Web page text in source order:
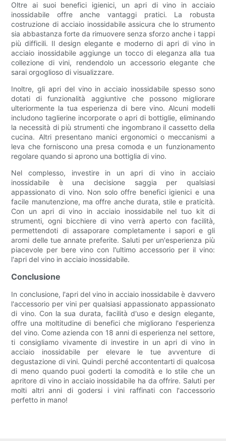
Oltre ai suoi benefici igienici, un apri di vino in acciaio
inossidabile offre anche vantaggi pratici. La robusta
costruzione di acciaio inossidabile assicura che lo strumento
sia abbastanza forte da rimuovere senza sforzo anche i tappi
più difficili. Il design elegante e moderno di apri di vino in
acciaio inossidabile aggiunge un tocco di eleganza alla tua
collezione di vini, rendendolo un accessorio elegante che
sarai orgoglioso di visualizzare.
Inoltre, gli apri del vino in acciaio inossidabile spesso sono
dotati di funzionalità aggiuntive che possono migliorare
ulteriormente la tua esperienza di bere vino. Alcuni modelli
includono taglierine incorporate o apri di bottiglie, eliminando
la necessità di più strumenti che ingombrano il cassetto della
cucina. Altri presentano manici ergonomici o meccanismi a
leva che forniscono una presa comoda e un funzionamento
regolare quando si aprono una bottiglia di vino.
Nel complesso, investire in un apri di vino in acciaio
inossidabile è una decisione saggia per qualsiasi
appassionato di vino. Non solo offre benefici igienici e una
facile manutenzione, ma offre anche durata, stile e praticità.
Con un apri di vino in acciaio inossidabile nel tuo kit di
strumenti, ogni bicchiere di vino verrà aperto con facilità,
permettendoti di assaporare completamente i sapori e gli
aromi delle tue annate preferite. Saluti per un'esperienza più
piacevole per bere vino con l'ultimo accessorio per il vino:
l'apri del vino in acciaio inossidabile.
Conclusione
In conclusione, l'apri del vino in acciaio inossidabile è davvero
l'accessorio per vini per qualsiasi appassionato appassionato
di vino. Con la sua durata, facilità d'uso e design elegante,
offre una moltitudine di benefici che migliorano l'esperienza
del vino. Come azienda con 18 anni di esperienza nel settore,
ti consigliamo vivamente di investire in un apri di vino in
acciaio inossidabile per elevare le tue avventure di
degustazione di vini. Quindi perché accontentarti di qualcosa
di meno quando puoi goderti la comodità e lo stile che un
apritore di vino in acciaio inossidabile ha da offrire. Saluti per
molti altri anni di godersi i vini raffinati con l'accessorio
perfetto in mano!